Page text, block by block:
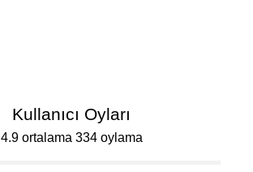
Kullanıcı Oyları
4.9 ortalama 334 oylama